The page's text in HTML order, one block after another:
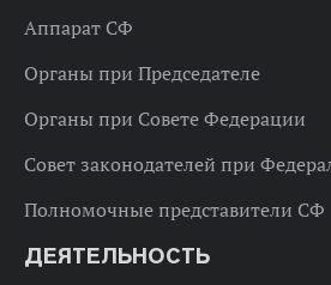
Аппарат СФ
Органы при Председателе
Органы при Совете Федерации
Совет законодателей при
Полномочные представители СФ
ДЕЯТЕЛЬНОСТЬ